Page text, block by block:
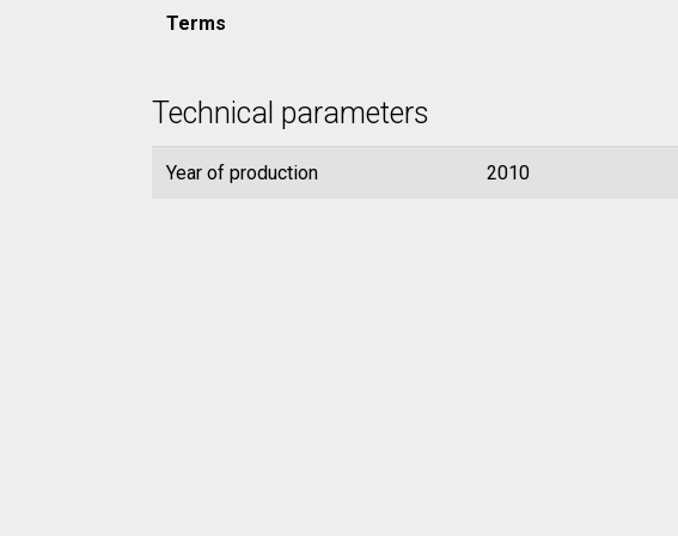
Terms
Technical parameters
Year of production 2010